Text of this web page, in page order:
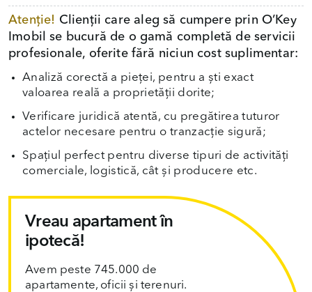
Atenție! Clienții care aleg să cumpere prin O’Key
Imobil se bucură de o gamă completă de servicii
profesionale, oferite fără niciun cost suplimentar:
Analiză corectă a pieței, pentru a ști exact
valoarea reală a proprietății dorite;
Verificare juridică atentă, cu pregătirea tuturor
actelor necesare pentru o tranzacție sigură;
Spațiul perfect pentru diverse tipuri de activități
comerciale, logistică, cât și producere etc.
Vreau apartament în
ipotecă!
Avem peste 745.000 de
apartamente, oficii și terenuri.